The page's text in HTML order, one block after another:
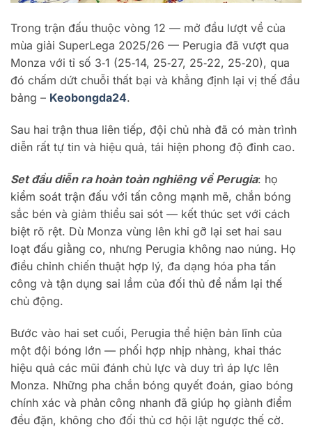
Trong trận đấu thuộc vòng 12 — mở đầu lượt về của
mùa giải SuperLega 2025/26 — Perugia đã vượt qua
Monza với tỉ số 3‑1 (25‑14, 25‑27, 25‑22, 25‑20), qua
đó chấm dứt chuỗi thất bại và khẳng định lại vị thế đầu
bảng – Keobongda24.
Sau hai trận thua liên tiếp, đội chủ nhà đã có màn trình
diễn rất tự tin và hiệu quả, tái hiện phong độ đỉnh cao.
Set đầu diễn ra hoàn toàn nghiêng về Perugia: họ
kiểm soát trận đấu với tấn công mạnh mẽ, chắn bóng
sắc bén và giảm thiểu sai sót — kết thúc set với cách
biệt rõ rệt. Dù Monza vùng lên khi gỡ lại set hai sau
loạt đấu giằng co, nhưng Perugia không nao núng. Họ
điều chỉnh chiến thuật hợp lý, đa dạng hóa pha tấn
công và tận dụng sai lầm của đối thủ để nắm lại thế
chủ động.
Bước vào hai set cuối, Perugia thể hiện bản lĩnh của
một đội bóng lớn — phối hợp nhịp nhàng, khai thác
hiệu quả các mũi đánh chủ lực và duy trì áp lực lên
Monza. Những pha chắn bóng quyết đoán, giao bóng
chính xác và phản công nhanh đã giúp họ giành điểm
đều đặn, không cho đối thủ cơ hội lật ngược thế cờ.